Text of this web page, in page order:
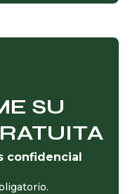
SU
confidencial